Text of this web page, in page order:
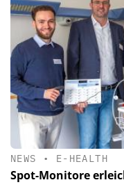
NEWS • E-HEALTH
Spot-Monitore